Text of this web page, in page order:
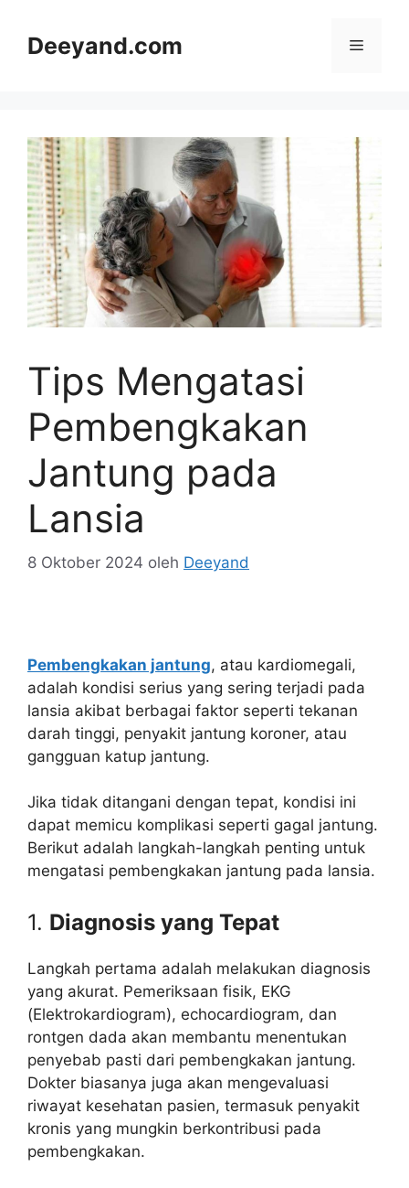
Deeyand.com Menu
Tips Mengatasi
Pembengkakan
Jantung pada
Lansia
8 Oktober 2024 oleh Deeyand
Pembengkakan jantung, atau kardiomegali,
adalah kondisi serius yang sering terjadi pada
lansia akibat berbagai faktor seperti tekanan
darah tinggi, penyakit jantung koroner, atau
gangguan katup jantung.
Jika tidak ditangani dengan tepat, kondisi ini
dapat memicu komplikasi seperti gagal jantung.
Berikut adalah langkah-langkah penting untuk
mengatasi pembengkakan jantung pada lansia.
1. Diagnosis yang Tepat
Langkah pertama adalah melakukan diagnosis
yang akurat. Pemeriksaan fisik, EKG
(Elektrokardiogram), echocardiogram, dan
rontgen dada akan membantu menentukan
penyebab pasti dari pembengkakan jantung.
Dokter biasanya juga akan mengevaluasi
riwayat kesehatan pasien, termasuk penyakit
kronis yang mungkin berkontribusi pada
pembengkakan.